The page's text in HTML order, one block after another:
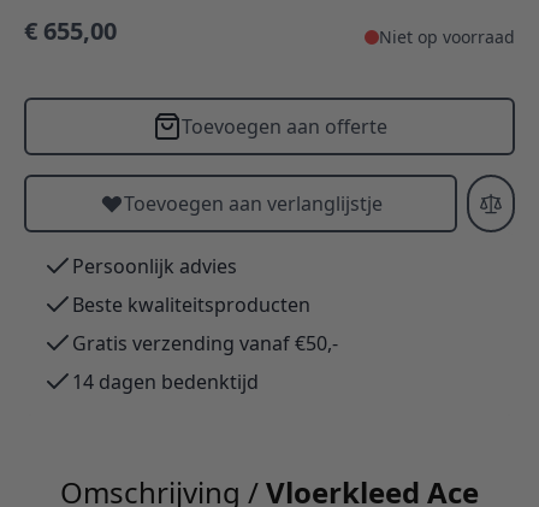
€ 655,00 Niet op voorraad
Toevoegen aan offerte
Toevoegen aan verlanglijstje
Persoonlijk advies
Beste kwaliteitsproducten
Gratis verzending vanaf €50,-
14 dagen bedenktijd
Omschrijving /Vloerkleed Ace